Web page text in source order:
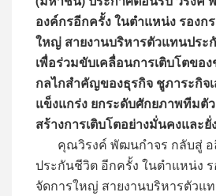
องค์กรอีกครั้ง ในตำแหน่ง รองก
ใหญ่ สายงานบริหารตัวแทนปร
เพื่อร่วมขับเคลื่อนการเติบโตขอ
กลไกสำคัญของธุรกิจ ชูภาระกิจ
แข็งแกร่ง ยกระดับศักยภาพทีมตั
สร้างการเติบโตอย่างมั่นคงและยั่
คุณวิรงค์ พัฒนกำจร กลับสู่ อ
ประกันชีวิต อีกครั้ง ในตำแหน่ง
จัดการใหญ่ สายงานบริหารตัวแ